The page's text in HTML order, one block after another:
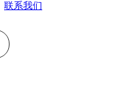
联系我们